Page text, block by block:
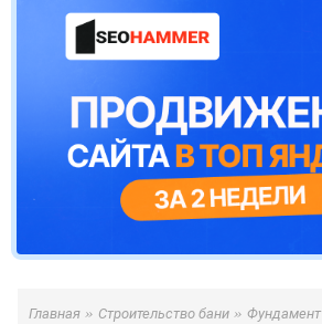
Главная » Строительство бани » Фундамент